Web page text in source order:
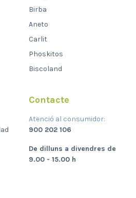
Birba
Aneto
Carlit
Phoskitos
Biscoland
Contacte
Atenció al consumidor:
900 202 106
De dilluns a divendres de
9.00 - 15.00 h